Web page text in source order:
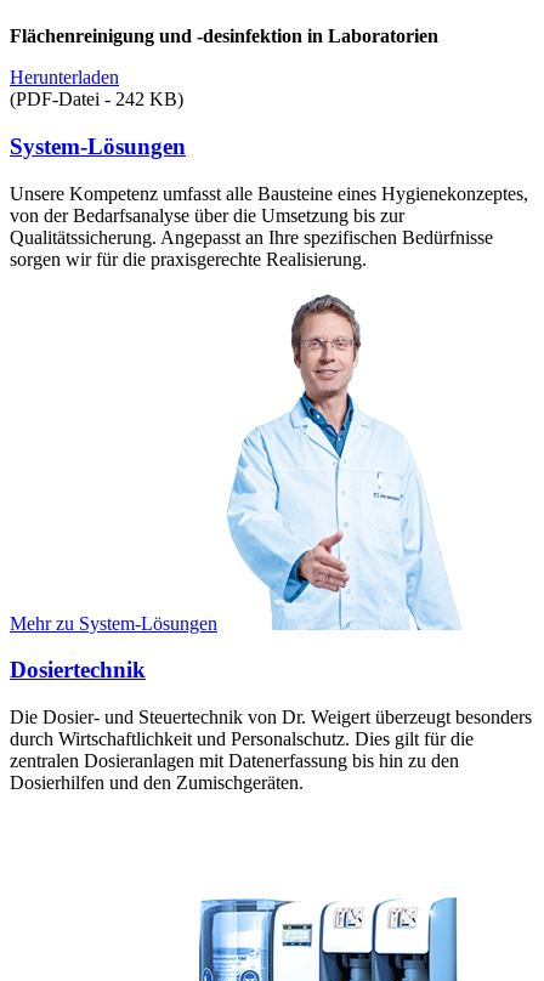
Flächenreinigung und -desinfektion in Laboratorien
Herunterladen
(PDF-Datei - 242 KB)
System-Lösungen
Unsere Kompetenz umfasst alle Bausteine eines Hygienekonzeptes,
von der Bedarfsanalyse über die Umsetzung bis zur
Qualitätssicherung. Angepasst an Ihre spezifischen Bedürfnisse
sorgen wir für die praxisgerechte Realisierung.
Mehr zu System-Lösungen
Dosiertechnik
Die Dosier- und Steuertechnik von Dr. Weigert überzeugt besonders
durch Wirtschaftlichkeit und Personalschutz. Dies gilt für die
zentralen Dosieranlagen mit Datenerfassung bis hin zu den
Dosierhilfen und den Zumischgeräten.